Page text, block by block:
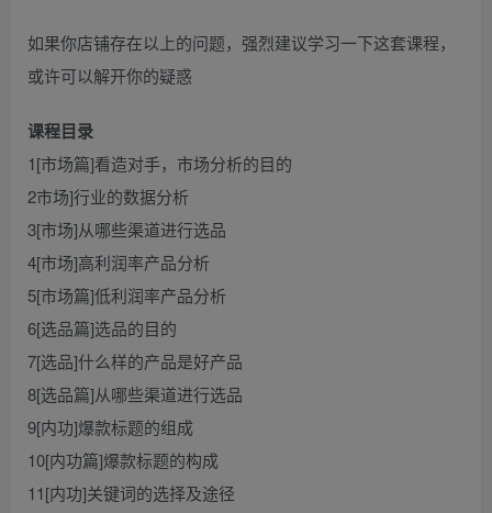
如果你店铺存在以上的问题，强烈建议学习一下这套课程，
或许可以解开你的疑惑
课程目录
1[市场篇]看造对手，市场分析的目的
2市场]行业的数据分析
3[市场]从哪些渠道进行选品
4[市场]高利润率产品分析
5[市场篇]低利润率产品分析
6[选品篇]选品的目的
7[选品]什么样的产品是好产品
8[选品篇]从哪些渠道进行选品
9[内功]爆款标题的组成
10[内功篇]爆款标题的构成
11[内功]关键词的选择及途径